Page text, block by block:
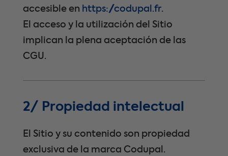
accesible en https://codupal.fr.
El acceso y la utilización del Sitio
implican la plena aceptación de las
CGU.
2/ Propiedad intelectual
El Sitio y su contenido son propiedad
exclusiva de la marca Codupal.